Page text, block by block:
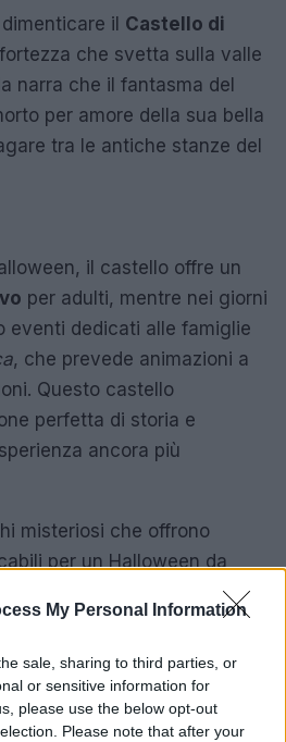
My Personal Information
sale, sharing to third parties, or
or sensitive information for
please use the below opt-out
Please note that after your
il Castello di
che svetta sulla valle
narra che il fantasma del
per amore della sua bella
tra le antiche stanze del
il castello offre un
per adulti, mentre nei giorni
eventi dedicati alle famiglie
, che prevede animazioni a
Questo castello
perfetta di storia e
ancora più
misteriosi che offrono
per un Halloween da
o festival vivaci, ogni borgo
rendendo questa festa
per esplorare il patrimonio